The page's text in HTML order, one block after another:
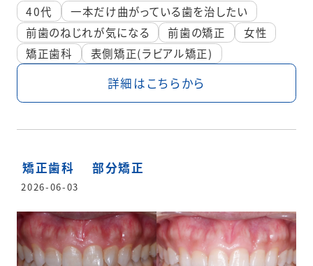
40代
一本だけ曲がっている歯を治したい
前歯のねじれが気になる
前歯の矯正
女性
矯正歯科
表側矯正(ラビアル矯正)
詳細はこちらから
矯正歯科 部分矯正
2026-06-03